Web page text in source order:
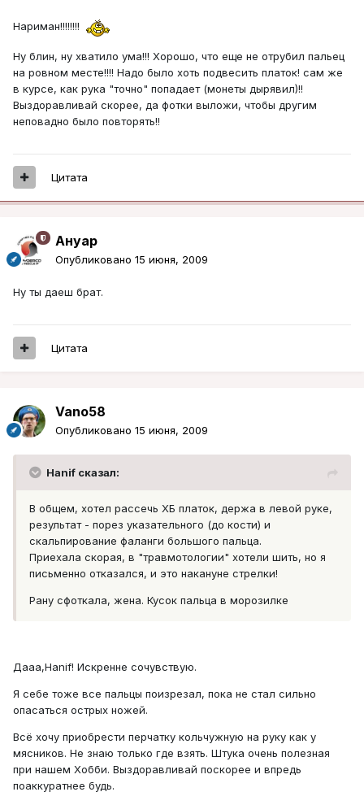
Нариман!!!!!!!!
Ну блин, ну хватило ума!!! Хорошо, что еще не отрубил пальец
на ровном месте!!!! Надо было хоть подвесить платок! сам же
в курсе, как рука "точно" попадает (монеты дырявил)!!
Выздоравливай скорее, да фотки выложи, чтобы другим
неповадно было повторять!!
Цитата
Ануар
Опубликовано 15 июня, 2009
Ну ты даеш брат.
Цитата
Vano58
Опубликовано 15 июня, 2009
Hanif сказал:
В общем, хотел рассечь ХБ платок, держа в левой руке,
результат - порез указательного (до кости) и
скальпирование фаланги большого пальца.
Приехала скорая, в "травмотологии" хотели шить, но я
письменно отказался, и это накануне стрелки!
Рану сфоткала, жена. Кусок пальца в морозилке
Дааа,Hanif! Искренне сочувствую.
Я себе тоже все пальцы поизрезал, пока не стал сильно
опасаться острых ножей.
Всё хочу приобрести перчатку кольчужную на руку как у
мясников. Не знаю только где взять. Штука очень полезная
при нашем Хобби. Выздоравливай поскорее и впредь
поаккуратнее будь.